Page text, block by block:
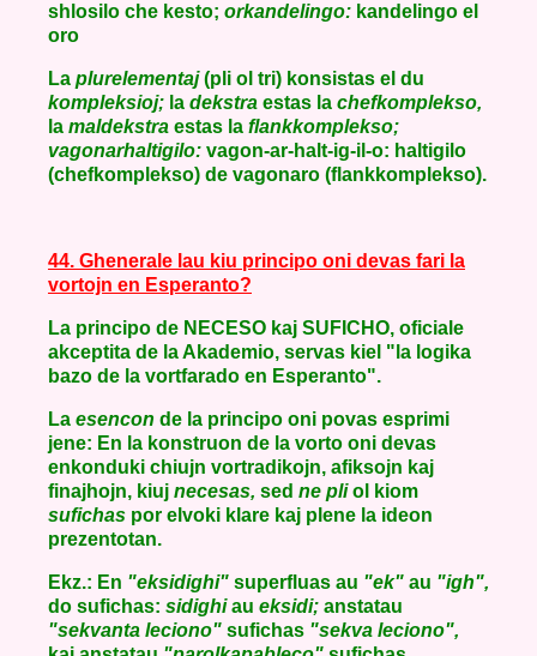
shlosilo che kesto; orkandelingo: kandelingo el
oro
La plurelementaj(pli ol tri) konsistas el du
kompleksioj; la dekstra estas la chefkomplekso,
la maldekstra estas la flankkomplekso;
vagonarhaltigilo: vagon-ar-halt-ig-il-o: haltigilo
(chefkomplekso) de vagonaro (flankkomplekso).
44. Ghenerale lau kiu principo oni devas fari la
vortojn en Esperanto?
La principo de NECESO kaj SUFICHO, oficiale
akceptita de la Akademio, servas kiel "la logika
bazo de la vortfarado en Esperanto".
La esencon de la principo oni povas esprimi
jene: En la konstruon de la vorto oni devas
enkonduki chiujn vortradikojn, afiksojn kaj
finajhojn, kiuj necesas, sed ne pliol kiom
sufichas por elvoki klare kaj plene la ideon
prezentotan.
Ekz.: En "eksidighi" superfluas au "ek" au "igh",
do sufichas: sidighiau eksidi; anstatau
"sekvanta leciono" sufichas "sekva leciono",